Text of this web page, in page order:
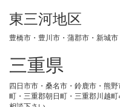
東三河地区
豊橋市・豊川市・蒲郡市・新城
三重県
四日市市・桑名市・鈴鹿市・熊
町・三重郡朝日町・三重郡川越